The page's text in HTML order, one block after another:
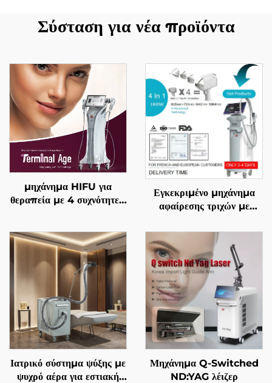
Σύσταση για νέα προϊόντα
μηχάνημα HIFU για
θεραπεία με 4 συχνότητες,
δέρματος, αναδιαμόρφωση
σώματος και
αντιμετώπιση γήρανσης
Εγκεκριμένο μηχάνημα
αφαίρεσης τριχών με
αντικαθιστώμενες επαφές,
600 W, 1200 W, 1800
W, 3000 W, και μήκη
κύματος 755 nm, 808
nm, 940 nm, 1064 nm,
σύμφωνα με τις
προδιαγραφές MDR, FDA,
MDSAP
Ιατρικό σύστημα ψύξης με
ψυχρό αέρα για εστιακή
Μηχάνημα Q-Switched
ND:YAG λέιζερ